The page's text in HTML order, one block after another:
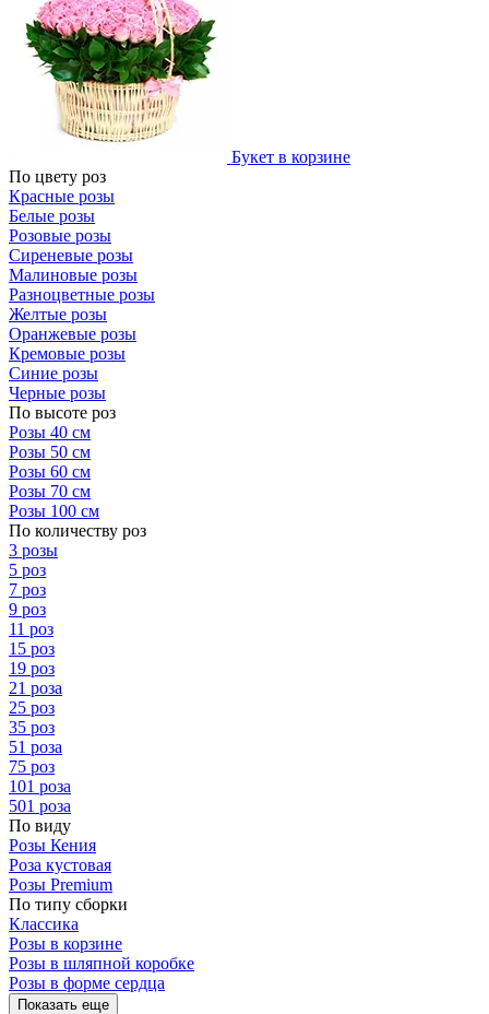
Букет в корзине
По цвету роз
Красные розы
Белые розы
Розовые розы
Сиреневые розы
Малиновые розы
Разноцветные розы
Желтые розы
Оранжевые розы
Кремовые розы
Синие розы
Черные розы
По высоте роз
Розы 40 см
Розы 50 см
Розы 60 см
Розы 70 см
Розы 100 см
По количеству роз
3 розы
5 роз
7 роз
9 роз
11 роз
15 роз
19 роз
21 роза
25 роз
35 роз
51 роза
75 роз
101 роза
501 роза
По виду
Розы Кения
Роза кустовая
Розы Premium
По типу сборки
Классика
Розы в корзине
Розы в шляпной коробке
Розы в форме сердца
Показать еще